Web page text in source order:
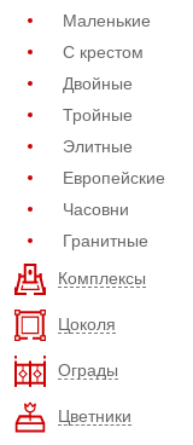
Маленькие
С крестом
Двойные
Тройные
Элитные
Европейские
Часовни
Гранитные
Комплексы
Цоколя
Ограды
Цветники